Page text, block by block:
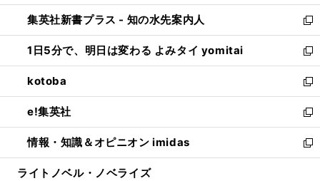
開
く
ン
ド
ウ
で
開
く
ウ
ィ
ン
ド
ウ
で
開
く
し
い
ウ
ィ
ン
ド
ウ
で
開
く
集英社新書プラス - 知の水先案内人
新
し
い
ウ
ィ
ン
ド
ウ
で
開
1日5分で、明日は変わる よみタイ yomitai
新
し
い
ウ
ィ
ン
ド
ウ
kotoba
新
し
い
ウ
ィ
ン
e!集英社
新
し
い
ウ
情報・知識＆オピニオン imidas
新
し
ライトノベル・ノベライズ